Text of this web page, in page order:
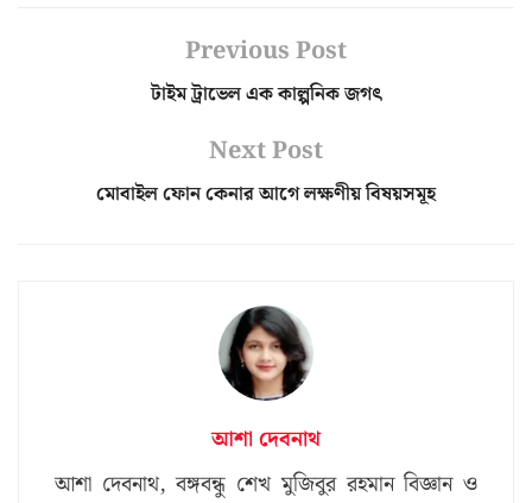
Previous Post
টাইম ট্রাভেল এক কাল্পনিক জগৎ
Next Post
মোবাইল ফোন কেনার আগে লক্ষণীয় বিষয়সমূহ
আশা দেবনাথ
আশা দেবনাথ, বঙ্গবন্ধু শেখ মুজিবুর রহমান বিজ্ঞান ও